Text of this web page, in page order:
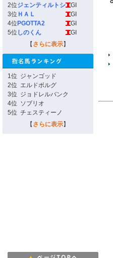
2位ジェンティルトシ
GI
3位 ＨＡＬ
GI
4位 PGOTTA2
GI
5位 しのくん
GI
【 さらに表示】
1位 ジャンゴッド
2位 エルドボルグ
3位 ジョドレルバンク
4位 ソブリオ
5位 チェスティーノ
【 さらに表示】